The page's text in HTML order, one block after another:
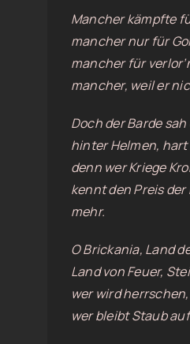
Mancher kämpfte
mancher nur für
mancher für
mancher, weil er
Doch der Barde
hinter Helmen, hart
denn wer Kriege
kennt den Preis
mehr.
O Brickania, Land
Land von Feuer,
wer wird
wer bleibt Staub